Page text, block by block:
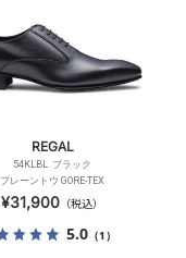
REGAL
54KLBL ブラック
プレーントウ GORE-TEX
¥31,900 （税込）
5.0（1）